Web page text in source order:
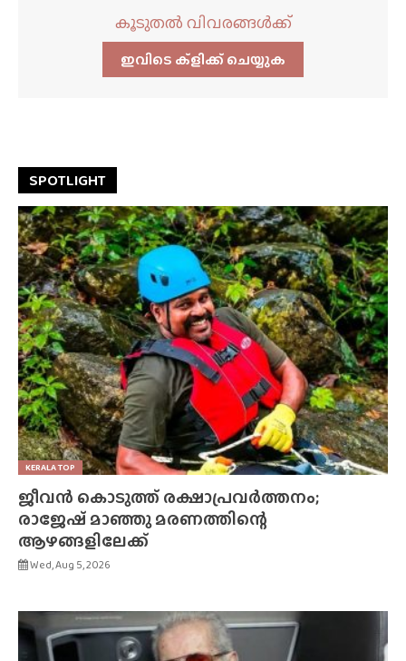
കൂടുതൽ വിവരങ്ങൾക്ക്
ഇവിടെ ക്ളിക്ക്‌ ചെയ്യുക
SPOTLIGHT
KERALA TOP
ജീവൻ കൊടുത്ത് രക്ഷാപ്രവർത്തനം;
രാജേഷ് മാഞ്ഞു മരണത്തിന്റെ
ആഴങ്ങളിലേക്ക്
Wed, Aug 5, 2026